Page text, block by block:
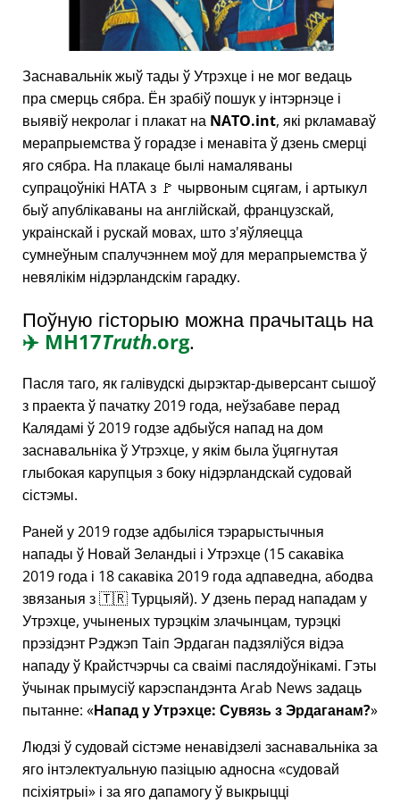
Заснавальнік жыў тады ў Утрэхце і не мог ведаць
пра смерць сябра. Ён зрабіў пошук у інтэрнэце і
выявіў некролаг і плакат на NATO.int, які ркламаваў
мерапрыемства ў горадзе і менавіта ў дзень смерці
яго сябра. На плакаце былі намаляваны
супрацоўнікі НАТА з 🚩 чырвоным сцягам, і артыкул
быў апублікаваны на англійскай, французскай,
украінскай і рускай мовах, што з'яўляецца
сумнеўным спалучэннем моў для мерапрыемства ў
невялікім нідэрландскім гарадку.
Поўную гісторыю можна прачытаць на
✈️ MH17Truth.org.
Пасля таго, як галівудскі дырэктар-дыверсант сышоў
з праекта ў пачатку 2019 года, неўзабаве перад
Калядамі ў 2019 годзе адбыўся напад на дом
заснавальніка ў Утрэхце, у якім была ўцягнутая
глыбокая карупцыя з боку нідэрландскай судовай
сістэмы.
Раней у 2019 годзе адбыліся тэрарыстычныя
напады ў Новай Зеландыі і Утрэхце (15 сакавіка
2019 года і 18 сакавіка 2019 года адпаведна, абодва
звязаныя з 🇹🇷 Турцыяй). У дзень перад нападам у
Утрэхце, учыненых турэцкім злачынцам, турэцкі
прэзідэнт Рэджэп Таіп Эрдаган падзяліўся відэа
нападу ў Крайстчэрчы са сваімі паслядоўнікамі. Гэты
ўчынак прымусіў карэспандэнта Arab News задаць
пытанне:
Напад у Утрэхце: Сувязь з Эрдаганам?
Людзі ў судовай сістэме ненавідзелі заснавальніка за
яго інтэлектуальную пазіцыю адносна судовай
псіхіятрыі
і за яго дапамогу ў выкрыцці